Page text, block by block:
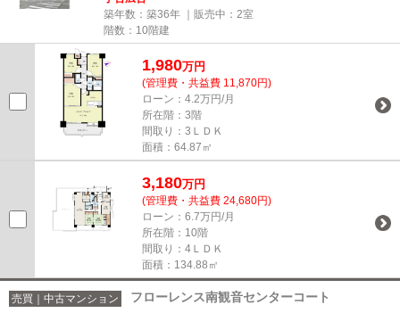
築年数：築36年 ｜販売中： 2室
階数：10階建
1,980万円
(管理費・共益費 11,870円)
ローン：4.2万円/月
所在階：3階
間取り：3ＬＤＫ
面積：64.87㎡
3,180万円
(管理費・共益費 24,680円)
ローン：6.7万円/月
所在階：10階
間取り：4ＬＤＫ
面積：134.88㎡
売買｜中古マンション フローレンス南観音センターコート